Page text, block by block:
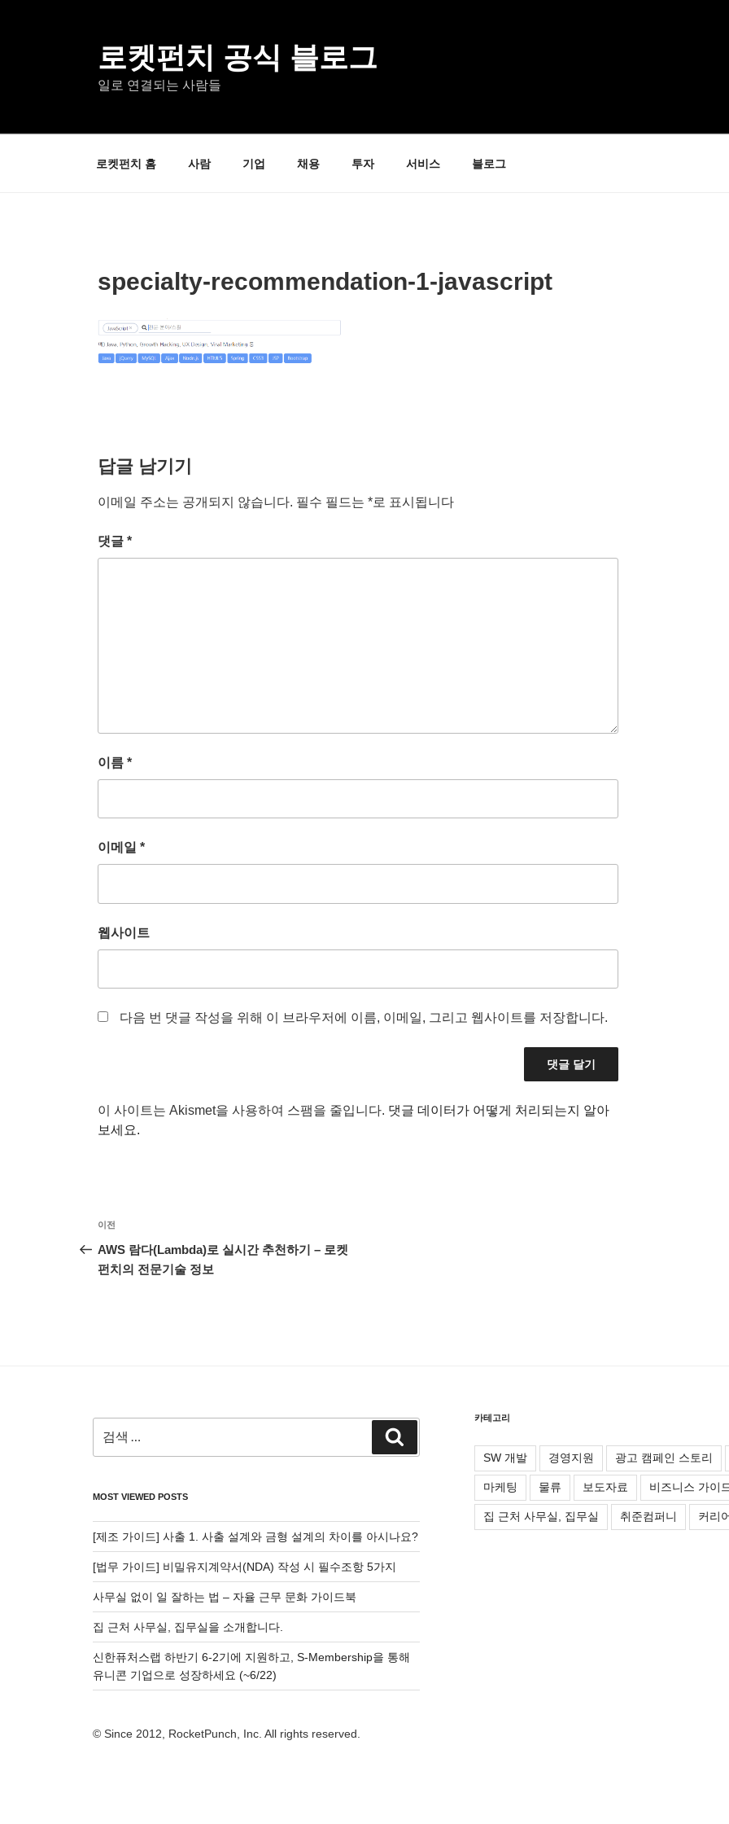
로켓펀치 공식 블로그
일로 연결되는 사람들
로켓펀치 홈 사람 기업 채용 투자 서비스 블로그
specialty-recommendation-1-javascript
답글 남기기
이메일 주소는 공개되지 않습니다. 필수 필드는 *로 표시됩니다
댓글 *
이름 *
이메일 *
웹사이트
다음 번 댓글 작성을 위해 이 브라우저에 이름, 이메일, 그리고 웹사이트를 저장합니다.
이 사이트는 Akismet을 사용하여 스팸을 줄입니다. 댓글 데이터가 어떻게 처리되는지 알아
보세요.
글
탐
색
이
전
글
이전
AWS 람다(Lambda)로 실시간 추천하기 – 로켓
펀치의 전문기술 정보
색:
색
MOST VIEWED POSTS
[제조 가이드] 사출 1. 사출 설계와 금형 설계의 차이를 아시나요?
[법무 가이드] 비밀유지계약서(NDA) 작성 시 필수조항 5가지
사무실 없이 일 잘하는 법 – 자율 근무 문화 가이드북
집 근처 사무실, 집무실을 소개합니다.
신한퓨처스랩 하반기 6-2기에 지원하고, S-Membership을 통해
유니콘 기업으로 성장하세요 (~6/22)
© Since 2012, RocketPunch, Inc. All rights reserved.
카테고리
SW 개발 경영지원 광고 캠페인 스토리
마케팅 물류 보도자료 비즈니스 가이
집 근처 사무실, 집무실 취준컴퍼니 커리